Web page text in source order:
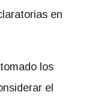
en
los
el